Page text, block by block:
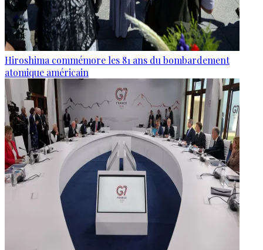
Hiroshima commémore les 81 ans du bombardement
atomique américain